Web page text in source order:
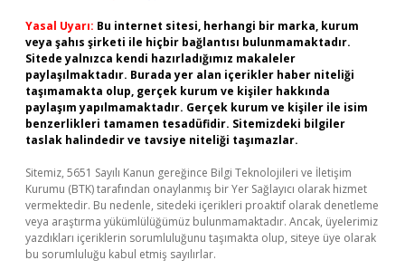
Yasal Uyarı: Bu internet sitesi, herhangi bir marka, kurum
veya şahıs şirketi ile hiçbir bağlantısı bulunmamaktadır.
Sitede yalnızca kendi hazırladığımız makaleler
paylaşılmaktadır. Burada yer alan içerikler haber niteliği
taşımamakta olup, gerçek kurum ve kişiler hakkında
paylaşım yapılmamaktadır. Gerçek kurum ve kişiler ile isim
benzerlikleri tamamen tesadüfidir. Sitemizdeki bilgiler
taslak halindedir ve tavsiye niteliği taşımazlar.
Sitemiz, 5651 Sayılı Kanun gereğince Bilgi Teknolojileri ve İletişim
Kurumu (BTK) tarafından onaylanmış bir Yer Sağlayıcı olarak hizmet
vermektedir. Bu nedenle, sitedeki içerikleri proaktif olarak denetleme
veya araştırma yükümlülüğümüz bulunmamaktadır. Ancak, üyelerimiz
yazdıkları içeriklerin sorumluluğunu taşımakta olup, siteye üye olarak
bu sorumluluğu kabul etmiş sayılırlar.